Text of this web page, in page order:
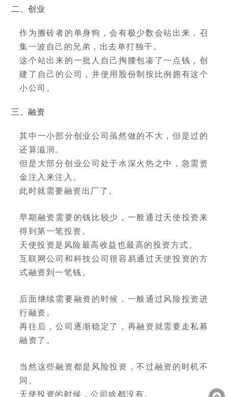
二、创业
作为搬砖者的单身狗，会有极少数会站出来，召
集一波自己的兄弟，出去单打独干。
这个站出来的一批人自己掏腰包凑了一点钱，创
建了自己的公司，并使用股份制按比例拥有这个
小公司。
三、融资
其中一小部分创业公司虽然做的不大，但是过的
还算滋润。
但是大部分创业公司处于水深火热之中，急需资
金注入来注入。
此时就需要融资出厂了。
早期融资需要的钱比较少，一般通过天使投资来
得到第一笔投资。
天使投资是风险最高收益也最高的投资方式。
互联网公司和科技公司很容易通过天使投资的方
式融资到一笔钱。
后面继续需要融资的时候，一般通过风险投资进
行融资。
再往后，公司逐渐稳定了，再融资就需要走私募
融资了。
当然这些融资都是风险投资，不过融资的时机不
同。
天使投资的时候，公司啥都没有。